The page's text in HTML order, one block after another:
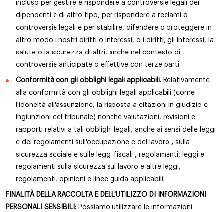
incluso per gestire e rispondere a controversie legali dei
dipendenti e di altro tipo, per rispondere a reclami o
controversie legali e per stabilire, difendere o proteggere in
altro modo i nostri diritti o interessi, o i diritti, gli interessi, la
salute o la sicurezza di altri, anche nel contesto di
controversie anticipate o effettive con terze parti.
Conformità con gli obblighi legali applicabili. Relativamente
alla conformità con gli obblighi legali applicabili (come
l'idoneità all'assunzione, la risposta a citazioni in giudizio e
ingiunzioni del tribunale) nonché valutazioni, revisioni e
rapporti relativi a tali obblighi legali, anche ai sensi delle leggi
e dei regolamenti sull'occupazione e del lavoro , sulla
sicurezza sociale e sulle leggi fiscali , regolamenti, leggi e
regolamenti sulla sicurezza sul lavoro e altre leggi,
regolamenti, opinioni e linee guida applicabili.
FINALITÀ DELLA RACCOLTA E DELL'UTILIZZO DI INFORMAZIONI
PERSONALI SENSIBILI: Possiamo utilizzare le informazioni